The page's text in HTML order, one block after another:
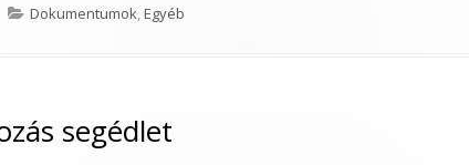
Categories
Dokumentumok,Egyéb
segédlet